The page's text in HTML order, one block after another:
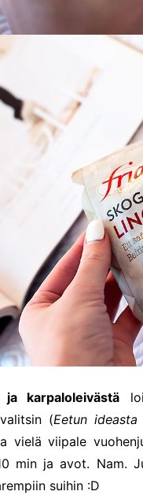
ja karpaloleivästä
(Eetun
vielä viipale
min ja avot. Nam.
suihin :D